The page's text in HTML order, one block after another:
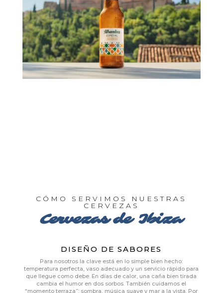
CÓMO SERVIMOS NUESTRAS
CERVEZAS
Cervezas de Ibiza
DISEÑO DE SABORES
Para nosotros la clave está en lo simple bien hecho:
temperatura perfecta, vaso adecuado y un servicio rápido para
que llegue como debe. En días de calor, una caña bien tirada
cambia el humor en dos sorbos. También cuidamos el
“momento terraza”: sombra, música suave y mar a la vista. Por